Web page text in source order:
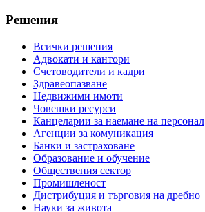
Решения
Всички решения
Адвокати и кантори
Счетоводители и кадри
Здравеопазване
Недвижими имоти
Човешки ресурси
Канцеларии за наемане на персонал
Агенции за комуникация
Банки и застраховане
Образование и обучение
Обществения сектор
Промишленост
Дистрибуция и търговия на дребно
Науки за живота